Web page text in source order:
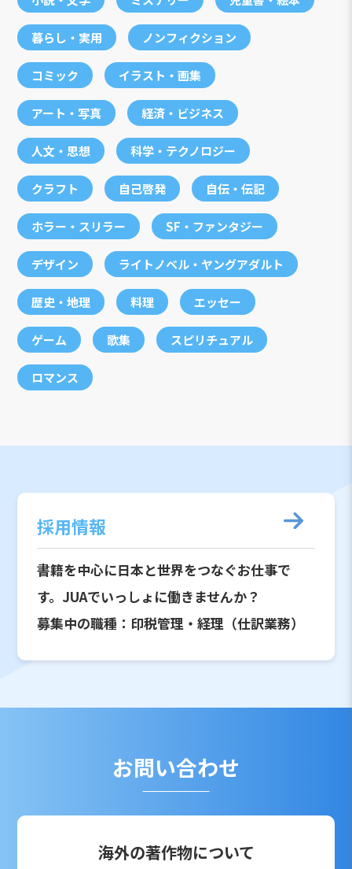
暮らし・実用 ノンフィクション
コミック イラスト・画集
アート・写真 経済・ビジネス
人文・思想 科学・テクノロジー
クラフト 自己啓発 自伝・伝記
ホラー・スリラー SF・ファンタジー
デザイン ライトノベル・ヤングアダルト
歴史・地理 料理 エッセー
ゲーム 歌集 スピリチュアル
ロマンス
採用情報
書籍を中心に日本と世界をつなぐお仕事で
す。JUAでいっしょに働きませんか？
募集中の職種：印税管理・経理（仕訳業務）
お問い合わせ
海外の著作物について